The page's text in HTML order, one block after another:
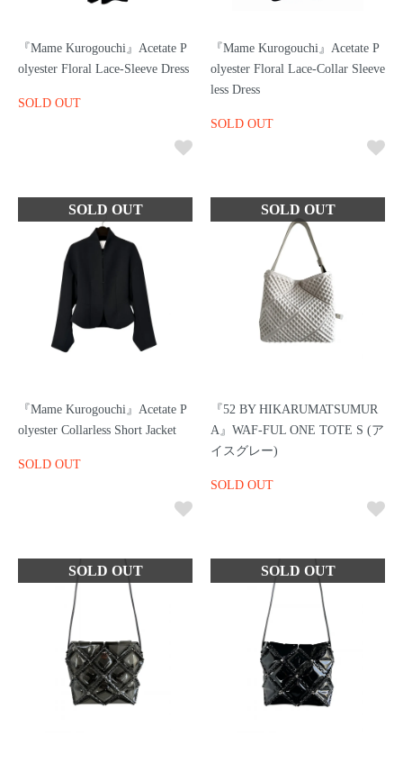
『Mame Kurogouchi』Acetate P
olyester Floral Lace-Sleeve Dress
SOLD OUT
『Mame Kurogouchi』Acetate P
olyester Floral Lace-Collar Sleeve
less Dress
SOLD OUT
『Mame Kurogouchi』Acetate P
olyester Collarless Short Jacket
SOLD OUT
『52 BY HIKARUMATSUMUR
A』WAF-FUL ONE TOTE S (ア
イスグレー)
SOLD OUT